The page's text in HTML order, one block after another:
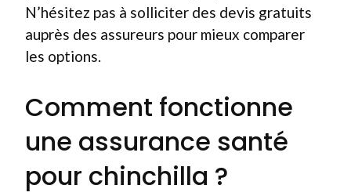
N’hésitez pas à solliciter des devis gratuits
auprès des assureurs pour mieux comparer
les options.
Comment fonctionne
une assurance santé
pour chinchilla ?